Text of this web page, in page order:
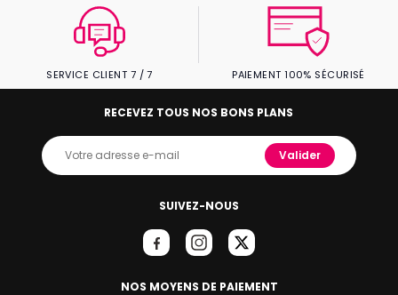
SERVICE CLIENT 7 / 7 PAIEMENT 100% SÉCURISÉ
SUIVEZ-NOUS
NOS MOYENS DE PAIEMENT
RECEVEZ TOUS NOS BONS PLANS
Valider